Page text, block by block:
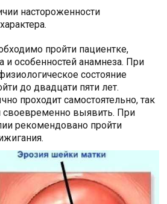
настороженности
пройти пациентке,
и особенностей анамнеза. При
состояние
до двадцати пяти лет.
проходит самостоятельно, так
своевременно выявить. При
рекомендовано пройти